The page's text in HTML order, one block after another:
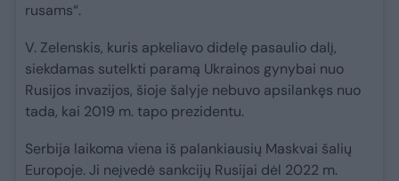
rusams“.
V. Zelenskis, kuris apkeliavo didelę pasaulio dalį,
siekdamas sutelkti paramą Ukrainos gynybai nuo
Rusijos invazijos, šioje šalyje nebuvo apsilankęs nuo
tada, kai 2019 m. tapo prezidentu.
Serbija laikoma viena iš palankiausių Maskvai šalių
Europoje. Ji neįvedė sankcijų Rusijai dėl 2022 m.